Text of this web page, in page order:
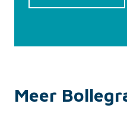
Meer